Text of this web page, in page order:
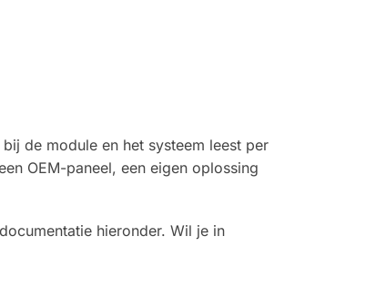
de module en het systeem leest per
OEM-paneel, een eigen oplossing
hieronder. Wil je in